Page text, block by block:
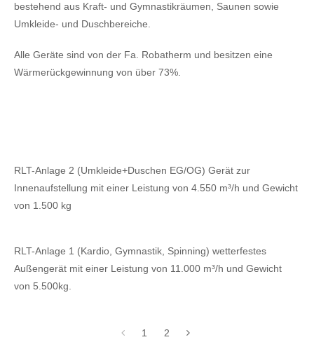
bestehend aus Kraft- und Gymnastikräumen, Saunen sowie
Umkleide- und Duschbereiche.
Alle Geräte sind von der Fa. Robatherm und besitzen eine
Wärmerückgewinnung von über 73%.
RLT-Anlage 2 (Umkleide+Duschen EG/OG) Gerät zur
Innenaufstellung mit einer Leistung von 4.550 m³/h und Gewicht
von 1.500 kg
RLT-Anlage 1 (Kardio, Gymnastik, Spinning) wetterfestes
Außengerät mit einer Leistung von 11.000 m³/h und Gewicht
von 5.500kg.
1 2